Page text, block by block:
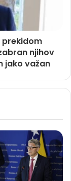
prekidom
njihov
jako važan